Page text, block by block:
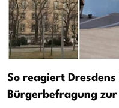
So reagiert
Bürgerbefragung